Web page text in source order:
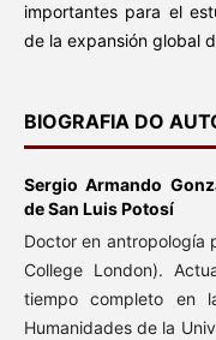
importantes para el
de la expansión global
BIOGRAFIA DO
Sergio Armando
de San Luis Potosí
Doctor en antropología
College London).
tiempo completo en
Humanidades de la